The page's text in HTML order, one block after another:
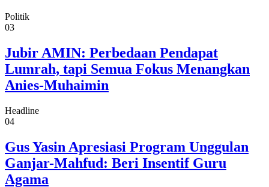
Politik
03
Jubir AMIN: Perbedaan Pendapat
Lumrah, tapi Semua Fokus Menangkan
Anies-Muhaimin
Headline
04
Gus Yasin Apresiasi Program Unggulan
Ganjar-Mahfud: Beri Insentif Guru
Agama